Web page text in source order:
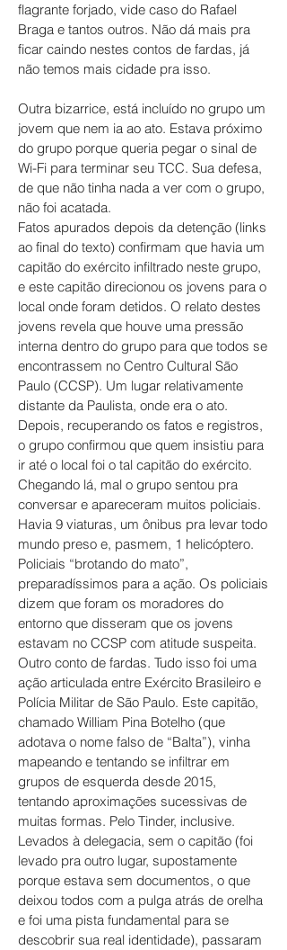
flagrante forjado, vide caso do Rafael
Braga e tantos outros. Não dá mais pra
ficar caindo nestes contos de fardas, já
não temos mais cidade pra isso.
Outra bizarrice, está incluído no grupo um
jovem que nem ia ao ato. Estava próximo
do grupo porque queria pegar o sinal de
Wi-Fi para terminar seu TCC. Sua defesa,
de que não tinha nada a ver com o grupo,
não foi acatada.
Fatos apurados depois da detenção (links
ao final do texto) confirmam que havia um
capitão do exército infiltrado neste grupo,
e este capitão direcionou os jovens para o
local onde foram detidos. O relato destes
jovens revela que houve uma pressão
interna dentro do grupo para que todos se
encontrassem no Centro Cultural São
Paulo (CCSP). Um lugar relativamente
distante da Paulista, onde era o ato.
Depois, recuperando os fatos e registros,
o grupo confirmou que quem insistiu para
ir até o local foi o tal capitão do exército.
Chegando lá, mal o grupo sentou pra
conversar e apareceram muitos policiais.
Havia 9 viaturas, um ônibus pra levar todo
mundo preso e, pasmem, 1 helicóptero.
Policiais “brotando do mato”,
preparadíssimos para a ação. Os policiais
dizem que foram os moradores do
entorno que disseram que os jovens
estavam no CCSP com atitude suspeita.
Outro conto de fardas. Tudo isso foi uma
ação articulada entre Exército Brasileiro e
Polícia Militar de São Paulo. Este capitão,
chamado William Pina Botelho (que
adotava o nome falso de “Balta”), vinha
mapeando e tentando se infiltrar em
grupos de esquerda desde 2015,
tentando aproximações sucessivas de
muitas formas. Pelo Tinder, inclusive.
Levados à delegacia, sem o capitão (foi
levado pra outro lugar, supostamente
porque estava sem documentos, o que
deixou todos com a pulga atrás de orelha
e foi uma pista fundamental para se
descobrir sua real identidade), passaram